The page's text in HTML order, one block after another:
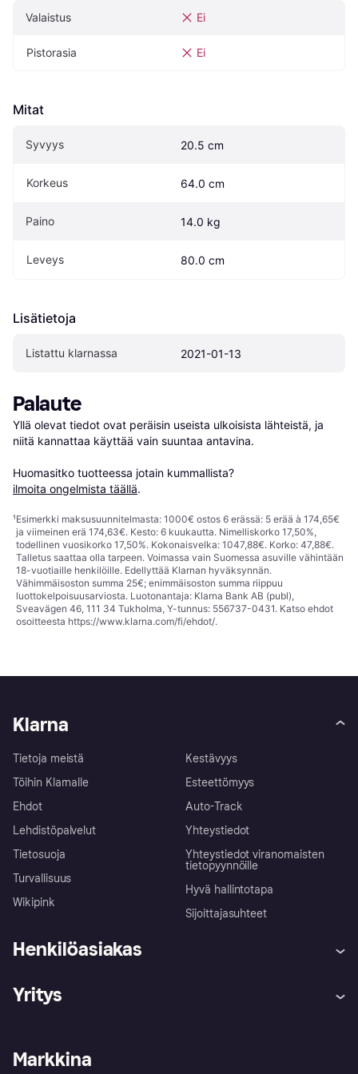
Valaistus Ei
Pistorasia Ei
Mitat
Syvyys 20.5 cm
Korkeus 64.0 cm
Paino 14.0 kg
Leveys 80.0 cm
Lisätietoja
Listattu klarnassa 2021-01-13
Palaute
Yllä olevat tiedot ovat peräisin useista ulkoisista lähteistä, ja
niitä kannattaa käyttää vain suuntaa antavina.
Huomasitko tuotteessa jotain kummallista?
ilmoita ongelmista täällä.
¹Esimerkki maksusuunnitelmasta: 1000€ ostos 6 erässä: 5 erää à 174,65€
ja viimeinen erä 174,63€. Kesto: 6 kuukautta. Nimelliskorko 17,50%,
todellinen vuosikorko 17,50%. Kokonaisvelka: 1047,88€. Korko: 47,88€.
Talletus saattaa olla tarpeen. Voimassa vain Suomessa asuville vähintään
18-vuotiaille henkilöille. Edellyttää Klarnan hyväksynnän.
Vähimmäisoston summa 25€; enimmäisoston summa riippuu
luottokelpoisuusarviosta. Luotonantaja: Klarna Bank AB (publ),
Sveavägen 46, 111 34 Tukholma, Y-tunnus: 556737-0431. Katso ehdot
osoitteesta https://www.klarna.com/fi/ehdot/.
Klarna
Tietoja meistä
Töihin Klarnalle
Ehdot
Lehdistöpalvelut
Tietosuoja
Turvallisuus
Wikipink
Kestävyys
Esteettömyys
Auto-Track
Yhteystiedot
Yhteystiedot viranomaisten
tietopyynnöille
Hyvä hallintotapa
Sijoittajasuhteet
Henkilöasiakas
Ohje
Kirjaudu sisään
Tutustu kauppoihin
Yritys
Kirjaudu sisään yrityksenä
Markkina